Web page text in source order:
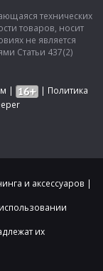
технических
товаров, носит
не является
Статьи 437(2)
| | Политика
и аксессуаров |
их